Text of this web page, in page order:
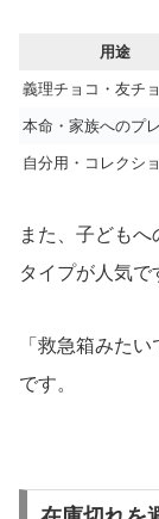
用途
義理チョコ・友チ
本命・家族へのプ
自分用・コレクシ
また、子ども
タイプが人気で
「救急箱みた
です。